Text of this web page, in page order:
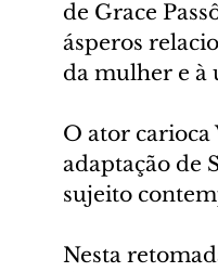
de Grace
ásperos
da mulher e à
O ator carioca
adaptação de
sujeito
Nesta